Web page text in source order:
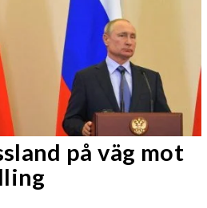
på väg mot